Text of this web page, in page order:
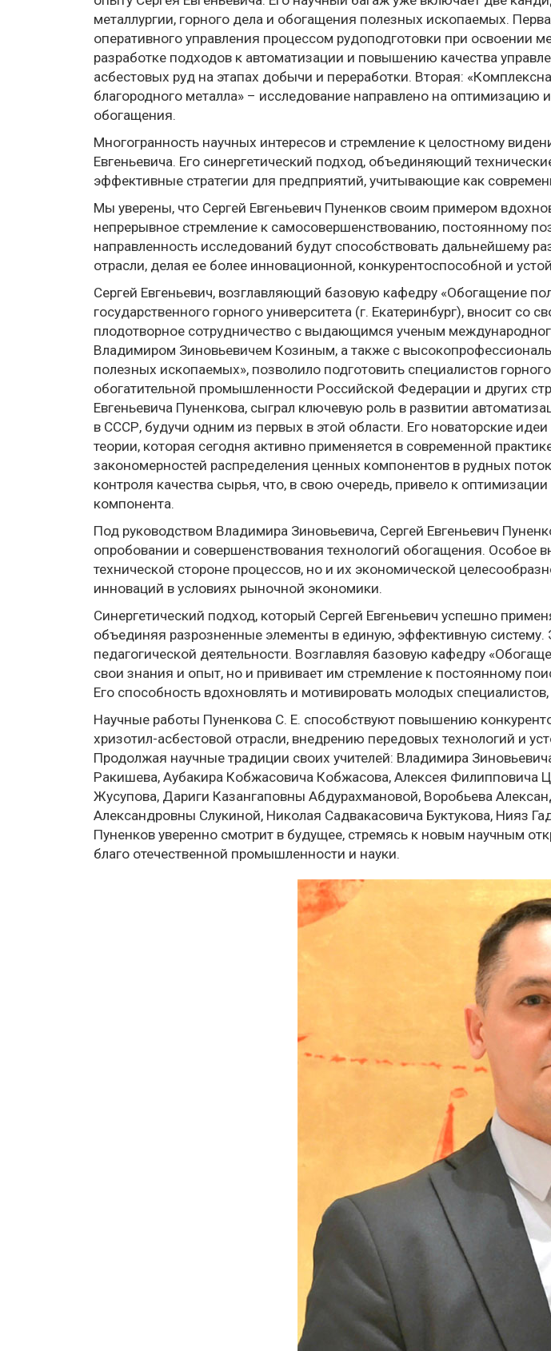
металлургии, горного дела и обогащения полезных ископаемых.
оперативного управления процессом рудоподготовки при
разработке подходов к автоматизации и повышению качества
асбестовых руд на этапах добычи и переработки. Вторая:
благородного металла» – исследование направлено на оптимизацию
обогащения.
Многогранность научных интересов и стремление к целостному
Евгеньевича. Его синергетический подход, объединяющий
эффективные стратегии для предприятий, учитывающие как
Мы уверены, что Сергей Евгеньевич Пуненков своим примером
непрерывное стремление к самосовершенствованию, постоянному
направленность исследований будут способствовать дальнейшему
отрасли, делая ее более инновационной, конкурентоспособной и
Сергей Евгеньевич, возглавляющий базовую кафедру «Обогащение
государственного горного университета (г. Екатеринбург), вносит
плодотворное сотрудничество с выдающимся ученым
Владимиром Зиновьевичем Козиным, а также с
полезных ископаемых», позволило подготовить специалистов
обогатительной промышленности Российской Федерации и других
Евгеньевича Пуненкова, сыграл ключевую роль в развитии
в СССР, будучи одним из первых в этой области. Его новаторские
теории, которая сегодня активно применяется в современной
закономерностей распределения ценных компонентов в рудных
контроля качества сырья, что, в свою очередь, привело к
компонента.
Под руководством Владимира Зиновьевича, Сергей Евгеньевич
опробовании и совершенствования технологий обогащения. Особое
технической стороне процессов, но и их экономической
инноваций в условиях рыночной экономики.
Синергетический подход, который Сергей Евгеньевич успешно
объединяя разрозненные элементы в единую, эффективную систему.
педагогической деятельности. Возглавляя базовую кафедру
свои знания и опыт, но и прививает им стремление к постоянному
Его способность вдохновлять и мотивировать молодых
Научные работы Пуненкова С. Е. способствуют повышению
хризотил-асбестовой отрасли, внедрению передовых технологий и
Продолжая научные традиции своих учителей: Владимира
Ракишева, Аубакира Кобжасовича Кобжасова, Алексея Филипповича
Жусупова, Дариги Казангаповны Абдурахмановой, Воробьева
Александровны Слукиной, Николая Садвакасовича Буктукова, Нияз
Пуненков уверенно смотрит в будущее, стремясь к новым научным
благо отечественной промышленности и науки.